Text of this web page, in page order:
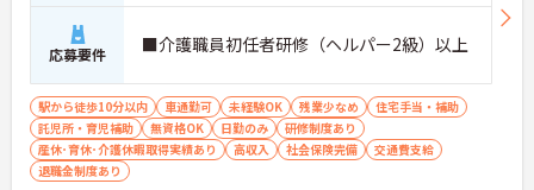
応募要件 ■介護職員初任者研修（ヘルパー2級）以上
駅から徒歩10分以内 車通勤可 未経験OK 残業少なめ
住宅手当・補助
託児所・育児補助
無資格OK 日勤のみ
研修制度あり
産休･育休･介護休暇取得実績あり
高収入 社会保険完備
交通費支給
退職金制度あり